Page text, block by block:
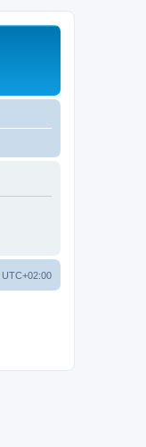
UTC+02:00